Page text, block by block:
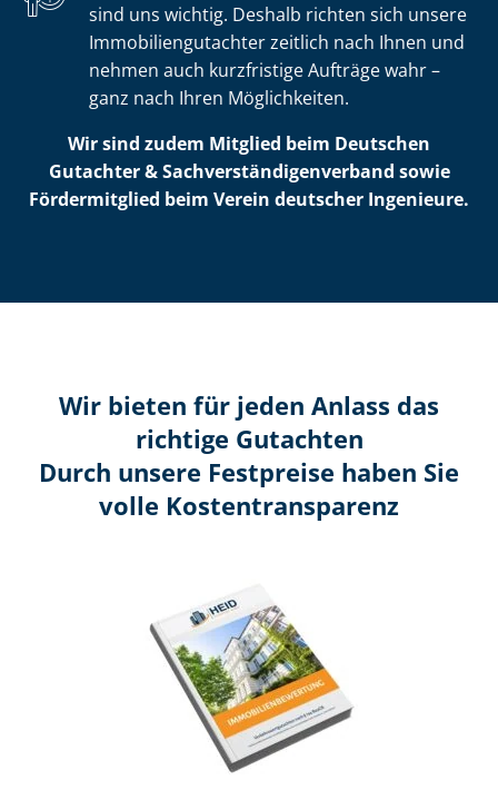
sind uns wichtig. Deshalb richten sich unsere
Im­mo­bi­li­en­gut­ach­ter zeitlich nach Ihnen und
nehmen auch kurzfristige Aufträge wahr –
ganz nach Ihren Möglichkeiten.
Wir sind zudem Mitglied beim Deutschen
Gutachter & Sach­ver­stän­di­gen­ver­band sowie
Fördermitglied beim Verein deutscher Ingenieure.
Wir bieten für jeden Anlass das
richtige Gutachten
Durch unsere Festpreise haben Sie
volle Kosten­transparenz